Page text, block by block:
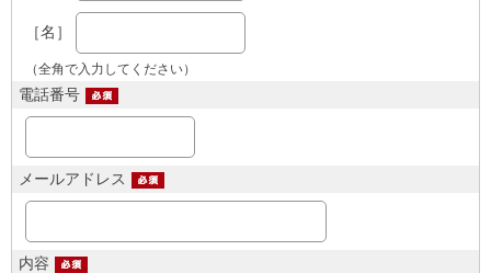
［名］
（全角で入力してください）
電話番号
メールアドレス
内容